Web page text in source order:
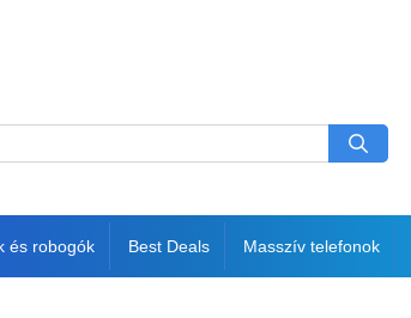
és robogók Best Deals Masszív telefonok